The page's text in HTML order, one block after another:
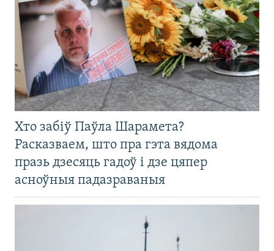
Хто забіў Паўла Шарамета?
Расказваем, што пра гэта вядома
празь дзесяць гадоў і дзе цяпер
асноўныя падазраваныя